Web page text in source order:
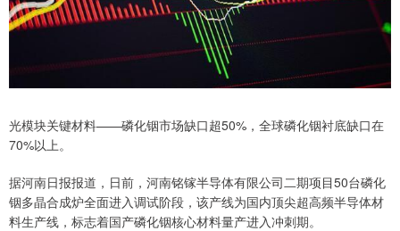
光模块关键材料——磷化铟市场缺口超50%，全球磷化铟衬底缺口在
70%以上。
据河南日报报道，日前，河南铭镓半导体有限公司二期项目50台磷化
铟多晶合成炉全面进入调试阶段，该产线为国内顶尖超高频半导体材
料生产线，标志着国产磷化铟核心材料量产进入冲刺期。